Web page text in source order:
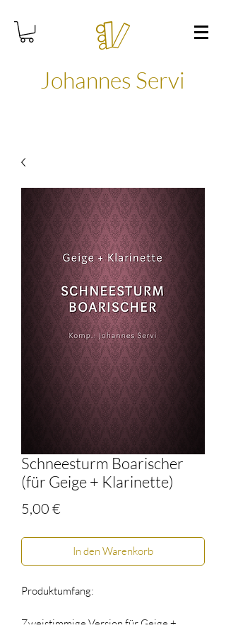
Johannes Servi
Schneesturm Boarischer
(für Geige + Klarinette)
5,00 €
In den Warenkorb
Produktumfang:
Zweistimmige Version für Geige +